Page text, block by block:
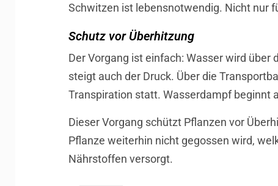
Schwitzen ist lebensnotwendig. Nicht nur
Schutz vor Überhitzung
Der Vorgang ist einfach: Wasser wird
steigt auch der Druck. Über die
Transpiration statt. Wasserdampf beginnt
Dieser Vorgang schützt Pflanzen vor
Pflanze weiterhin nicht gegossen wird,
Nährstoffen versorgt.